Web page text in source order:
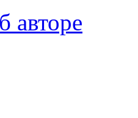
авторе